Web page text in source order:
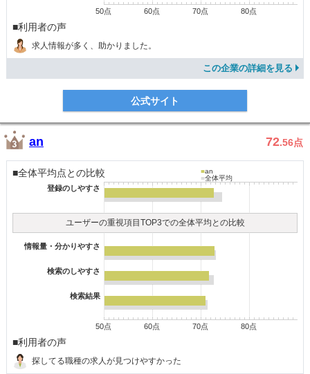
50点 60点 70点 80点
■利用者の声
求人情報が多く、助かりました。
この企業の詳細を見る
公式サイト
an 72.56点
■全体平均点との比較 ■an
■全体平均
登録のしやすさ
ユーザーの重視項目TOP3での全体平均との比較
情報量・分かりやすさ
検索のしやすさ
検索結果
50点 60点 70点 80点
■利用者の声
探してる職種の求人が見つけやすかった